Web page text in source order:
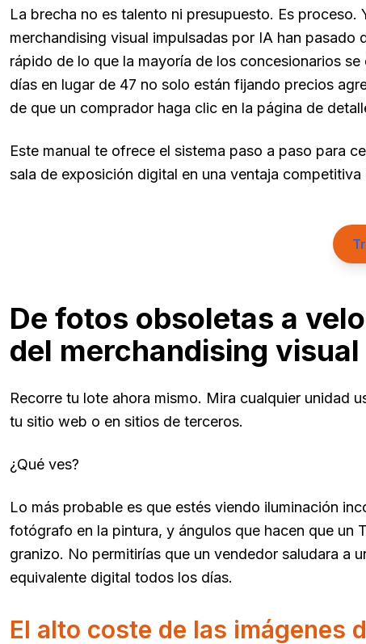
La brecha no es talento ni presupuesto. Es
merchandising visual impulsadas por IA han
rápido de lo que la mayoría de los concesionarios
días en lugar de 47 no solo están fijando precios
de que un comprador haga clic en la página de
Este manual te ofrece el sistema paso a paso para
sala de exposición digital en una ventaja competitiva
De fotos obsoletas a
del merchandising visual
Recorre tu lote ahora mismo. Mira cualquier unidad
tu sitio web o en sitios de terceros.
¿Qué ves?
Lo más probable es que estés viendo iluminación
fotógrafo en la pintura, y ángulos que hacen que un
granizo. No permitirías que un vendedor saludara a
equivalente digital todos los días.
El alto coste de las imágenes